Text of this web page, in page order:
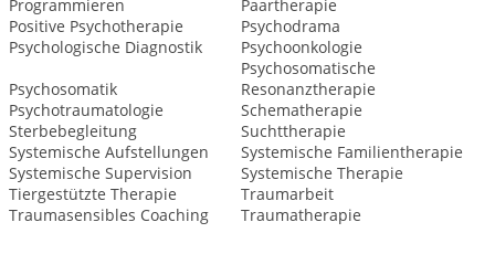
Programmieren
Paartherapie
Positive Psychotherapie
Psychodrama
Psychologische Diagnostik
Psychoonkologie
Psychosomatik
Psychosomatische
Resonanztherapie
Psychotraumatologie
Schematherapie
Sterbebegleitung
Suchttherapie
Systemische Aufstellungen
Systemische Familientherapie
Systemische Supervision
Systemische Therapie
Tiergestützte Therapie
Traumarbeit
Traumasensibles Coaching
Traumatherapie